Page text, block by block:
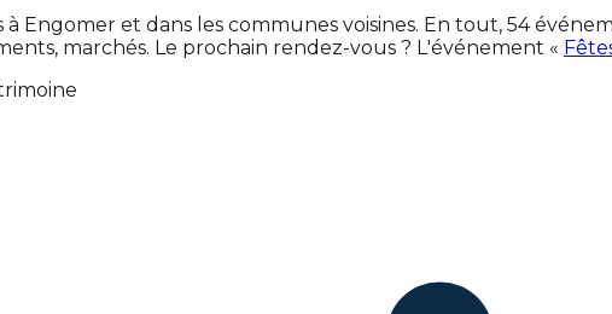
Engomer et dans les communes voisines. En tout, 54
marchés. Le prochain rendez-vous ? L'événement «